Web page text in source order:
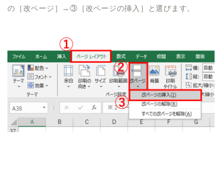
の［改ページ］→③［改ページの挿入］と選びます。